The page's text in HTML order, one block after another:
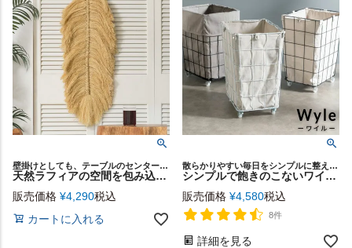
壁掛けとしても、テーブルのセンターピースとしても使える2WAY仕様
天然ラフィアの空間を包み込む存在感あるフェザーウォールタペストリー[14295]
販売価格 ¥4,290税込
カートに入れる
散らかりやすい毎日をシンプルに整える ワイヤーバスケットシリーズ「Wyle（ワイル）」
シンプルで飽きのこないワイヤーデザイン。 キャスター付きランドリーバスケット57L【Wyle-ワイル】[64120]
販売価格 ¥4,580税込
8件
詳細を見る